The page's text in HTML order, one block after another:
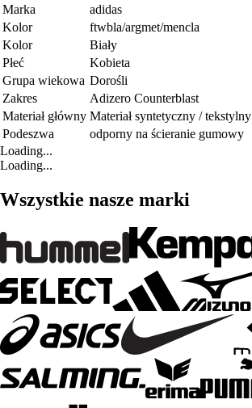
Marka
adidas
Kolor
ftwbla/argmet/mencla
Kolor
Biały
Płeć
Kobieta
Grupa wiekowa Dorośli
Zakres
Adizero Counterblast
Materiał główny Materiał syntetyczny / tekstylny
Podeszwa
odporny na ścieranie gumowy
Loading...
Loading...
Wszystkie nasze marki